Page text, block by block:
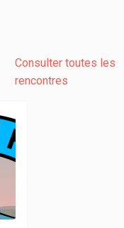
Consulter toutes les
rencontres